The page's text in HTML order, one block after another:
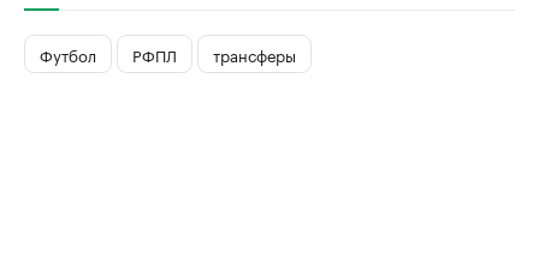
Футбол РФПЛ трансферы